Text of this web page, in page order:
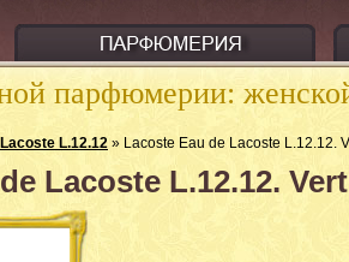
парфюмерии:
L.12.12 » Lacoste Eau de Lacoste L.12.12.
Lacoste L.12.12.